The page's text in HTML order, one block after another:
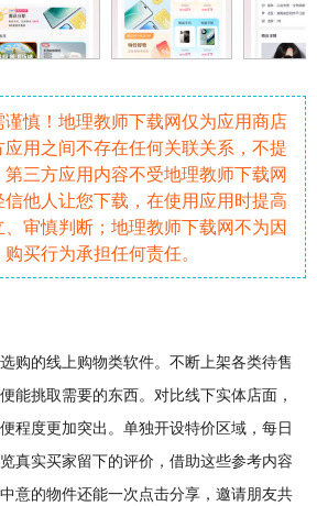
慎！地理教师下载网仅为应用商店
用之间不存在任何关联关系，不提
三方应用内容不受地理教师下载网
他人让您下载，在使用应用时提高
审慎判断；地理教师下载网不为因
买行为承担任何责任。
购的线上购物类软件。不断上架各类待售
能挑取需要的东西。对比线下实体店面，
程度更加突出。单独开设特价区域，每日
真实买家留下的评价，借助这些参考内容
意的物件还能一次点击分享，邀请朋友共